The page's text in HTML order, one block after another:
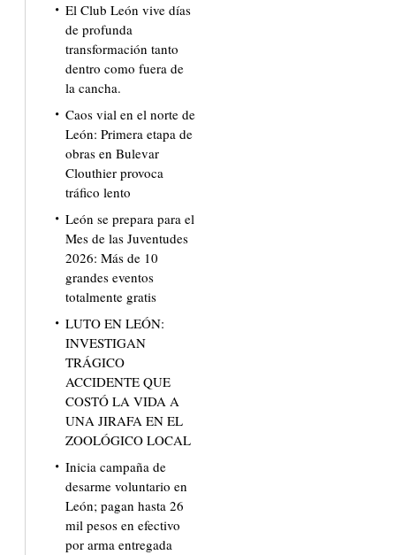
El Club León vive días
de profunda
transformación tanto
dentro como fuera de
la cancha.
Caos vial en el norte de
León: Primera etapa de
obras en Bulevar
Clouthier provoca
tráfico lento
León se prepara para el
Mes de las Juventudes
2026: Más de 10
grandes eventos
totalmente gratis
LUTO EN LEÓN:
INVESTIGAN
TRÁGICO
ACCIDENTE QUE
COSTÓ LA VIDA A
UNA JIRAFA EN EL
ZOOLÓGICO LOCAL
Inicia campaña de
desarme voluntario en
León; pagan hasta 26
mil pesos en efectivo
por arma entregada